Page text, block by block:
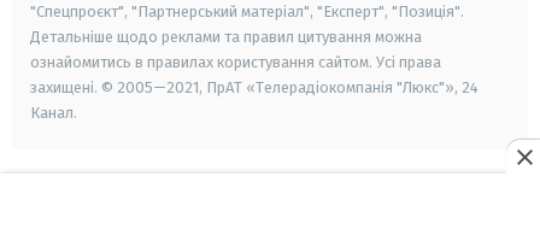
"Спецпроєкт", "Партнерський матеріал", "Експерт", "Позиція".
Детальніше щодо реклами та правил цитування можна
ознайомитись в правилах користування сайтом. Усі права
захищені. © 2005—2021, ПрАТ «Телерадіокомпанія "Люкс"», 24
Канал.